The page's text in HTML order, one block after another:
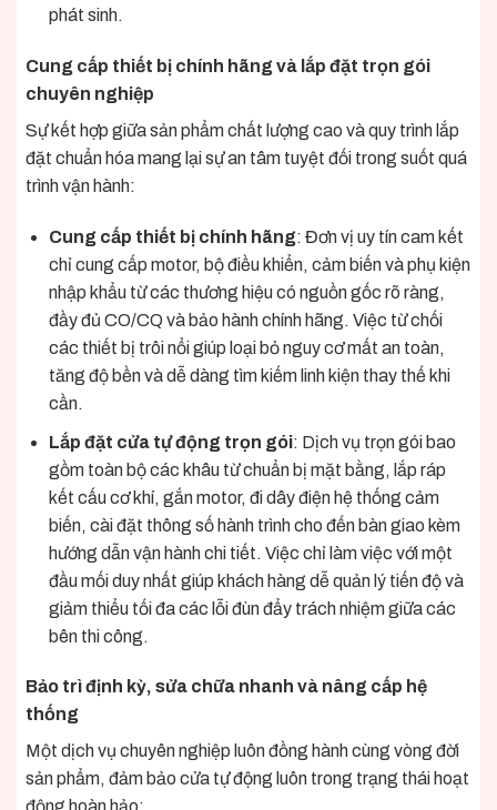
phát sinh.
Cung cấp thiết bị chính hãng và lắp đặt trọn gói
chuyên nghiệp
Sự kết hợp giữa sản phẩm chất lượng cao và quy trình lắp
đặt chuẩn hóa mang lại sự an tâm tuyệt đối trong suốt quá
trình vận hành:
Cung cấp thiết bị chính hãng: Đơn vị uy tín cam kết
chỉ cung cấp motor, bộ điều khiển, cảm biến và phụ kiện
nhập khẩu từ các thương hiệu có nguồn gốc rõ ràng,
đầy đủ CO/CQ và bảo hành chính hãng. Việc từ chối
các thiết bị trôi nổi giúp loại bỏ nguy cơ mất an toàn,
tăng độ bền và dễ dàng tìm kiếm linh kiện thay thế khi
cần.
Lắp đặt cửa tự động trọn gói: Dịch vụ trọn gói bao
gồm toàn bộ các khâu từ chuẩn bị mặt bằng, lắp ráp
kết cấu cơ khí, gắn motor, đi dây điện hệ thống cảm
biến, cài đặt thông số hành trình cho đến bàn giao kèm
hướng dẫn vận hành chi tiết. Việc chỉ làm việc với một
đầu mối duy nhất giúp khách hàng dễ quản lý tiến độ và
giảm thiểu tối đa các lỗi đùn đẩy trách nhiệm giữa các
bên thi công.
Bảo trì định kỳ, sửa chữa nhanh và nâng cấp hệ
thống
Một dịch vụ chuyên nghiệp luôn đồng hành cùng vòng đời
sản phẩm, đảm bảo cửa tự động luôn trong trạng thái hoạt